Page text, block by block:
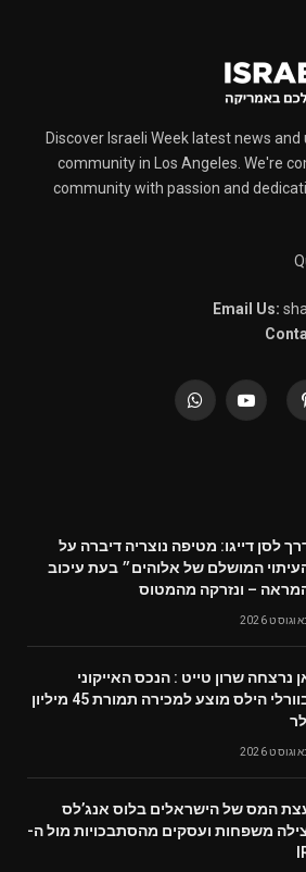
Discover Israeli Week latest news
community in Los Angeles. We're
community with passion and
Email Us:
YouTube
WhatsApp
לסן דייגו: מטיפה נוצריה דיברה על
המושלם של אלוהים״ בעת עיכוב
– ונזרקה מהמטוס
‬מצילה‭ ‬משפחות‭ ‬ועסקים‭ ‬מהסתבכויות‭ ‬מול‭ ‬ה-